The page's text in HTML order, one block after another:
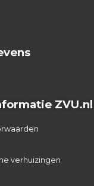
ZVU.nl
verhuizingen